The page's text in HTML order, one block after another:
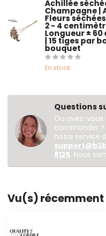
Achillée
Champagne |
Fleurs
2 - 4
Longueur ±
| 15 tiges par
bouquet
En stock
Questions
Ou avez-vous
commander
notre service
8125. Nous
Vu(s) récemment